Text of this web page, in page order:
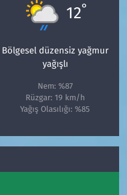
12°
Bölgesel düzensiz yağmur
yağışlı
Nem: %87
Rüzgar: 19 km/h
Yağış Olasılığı: %85